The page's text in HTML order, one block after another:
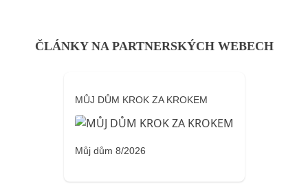
ČLÁNKY NA PARTNERSKÝCH WEBECH
MŮJ DŮM KROK ZA KROKEM
Můj dům 8/2026